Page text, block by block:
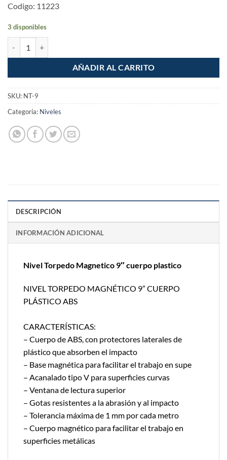
Codigo: 11223
3 disponibles
AÑADIR AL CARRITO
SKU: NT-9
Categoría: Niveles
DESCRIPCIÓN
INFORMACIÓN ADICIONAL
Nivel Torpedo Magnetico 9″ cuerpo plastico
NIVEL TORPEDO MAGNÉTICO 9” CUERPO
PLÁSTICO ABS
CARACTERÍSTICAS:
– Cuerpo de ABS, con protectores laterales de
plástico que absorben el impacto
– Base magnética para facilitar el trabajo en supe
– Acanalado tipo V para superficies curvas
– Ventana de lectura superior
– Gotas resistentes a la abrasión y al impacto
– Tolerancia máxima de 1 mm por cada metro
– Cuerpo magnético para facilitar el trabajo en
superficies metálicas